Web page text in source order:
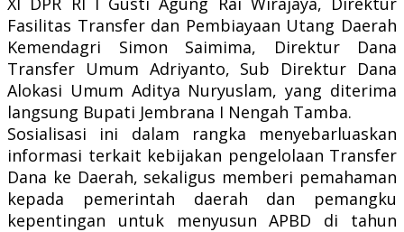
Fasilitas Transfer dan Pembiayaan Utang Daerah
Kemendagri Simon Saimima, Direktur Dana
Transfer Umum Adriyanto, Sub Direktur Dana
Alokasi Umum Aditya Nuryuslam, yang diterima
langsung Bupati Jembrana I Nengah Tamba.
Sosialisasi ini dalam rangka menyebarluaskan
informasi terkait kebijakan pengelolaan Transfer
Dana ke Daerah, sekaligus memberi pemahaman
kepada pemerintah daerah dan pemangku
kepentingan untuk menyusun APBD di tahun